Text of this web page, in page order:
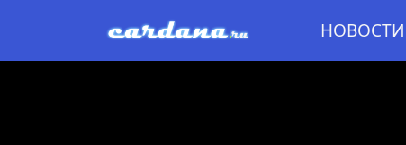
НОВОСТИ